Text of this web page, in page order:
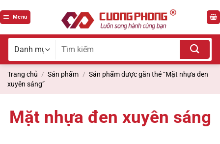
qua
Menu
Tìm
Trang chủ / Sản phẩm / Sản phẩm được gắn thẻ “Mặt nhựa đen
xuyên sáng”
Mặt nhựa đen xuyên sáng